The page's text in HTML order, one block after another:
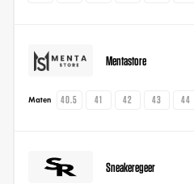
Mentastore
Maten 40.5 41 42 43 44
Sneakeregeer